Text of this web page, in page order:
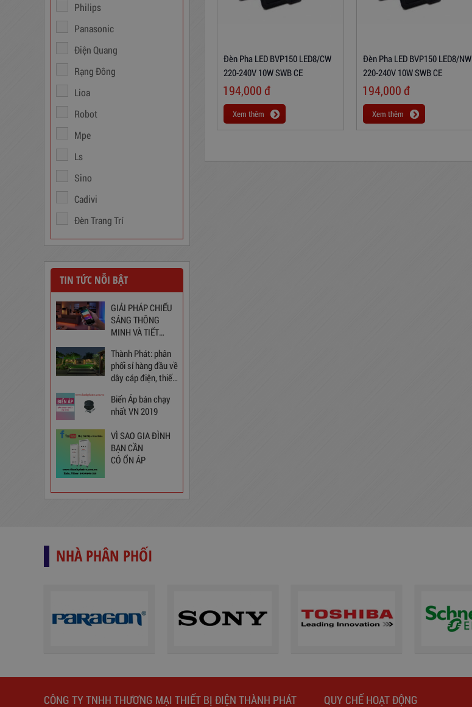
Đèn Pha LED BVP150 LED8/CW
220-240V 10W SWB CE
194,000 đ
Xem thêm
Đèn Pha LED BVP150 LED8/NW
220-240V 10W SWB CE
194,000 đ
Xem thêm
Biến Áp Đổi Nguồn DN020
775,000
Trạm Sạc Điện Thoại
2D22N5USB
310,000đ
Ổ Cắm Phổ Thông 6S5
130,000đ
189,000đ
Philips
Panasonic
Điện Quang
Rạng Đông
Lioa
Robot
Mpe
Ls
Sino
Cadivi
Đèn Trang Trí
TIN TỨC NỖI BẬT
GIẢI PHÁP CHIẾU
SÁNG THÔNG
MINH VÀ TIẾT
NHÀ BẠN
Thành Phát: phân
phối sỉ hàng đầu về
dây cáp điện, thiết
sáng tại Việt Nam
Biến Áp bán chạy
nhất VN 2019
VÌ SAO GIA ĐÌNH
BẠN CẦN
CÓ ỔN ÁP
NHÀ PHÂN PHỐI
CÔNG TY TNHH THƯƠNG MẠI THIẾT BỊ ĐIỆN THÀNH PHÁT QUY CHẾ HOẠT ĐỘNG